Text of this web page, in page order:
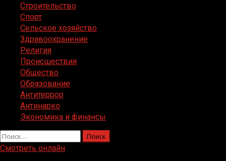
Строительство
Спорт
Сельское хозяйство
Здравоохранение
Религия
Происшествия
Общество
Образование
Антитеррор
Антинарко
Экономика и финансы
Найти:
Смотреть онлайн